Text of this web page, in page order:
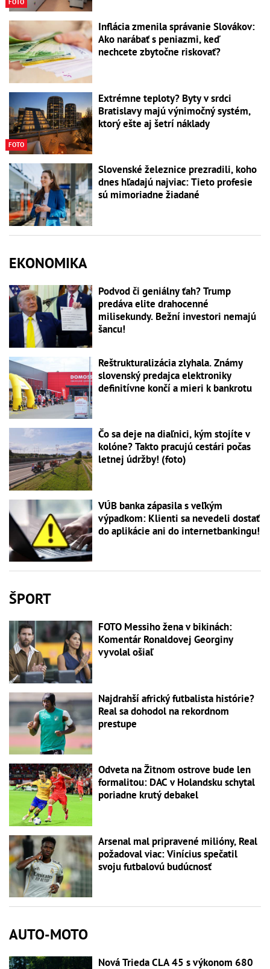
FOTO
Inflácia zmenila správanie Slovákov:
Ako narábať s peniazmi, keď
nechcete zbytočne riskovať?
FOTO
Extrémne teploty? Byty v srdci
Bratislavy majú výnimočný systém,
ktorý ešte aj šetrí náklady
Slovenské železnice prezradili, koho
dnes hľadajú najviac: Tieto profesie
sú mimoriadne žiadané
EKONOMIKA
Podvod či geniálny ťah? Trump
predáva elite drahocenné
milisekundy. Bežní investori nemajú
šancu!
Reštrukturalizácia zlyhala. Známy
slovenský predajca elektroniky
definitívne končí a mieri k bankrotu
Čo sa deje na diaľnici, kým stojíte v
kolóne? Takto pracujú cestári počas
letnej údržby! (foto)
VÚB banka zápasila s veľkým
výpadkom: Klienti sa nevedeli dostať
do aplikácie ani do internetbankingu!
ŠPORT
FOTO Messiho žena v bikinách:
Komentár Ronaldovej Georginy
vyvolal ošiaľ
Najdrahší africký futbalista histórie?
Real sa dohodol na rekordnom
prestupe
Odveta na Žitnom ostrove bude len
formalitou: DAC v Holandsku schytal
poriadne krutý debakel
Arsenal mal pripravené milióny, Real
požadoval viac: Vinícius spečatil
svoju futbalovú budúcnosť
AUTO-MOTO
Nová Trieda CLA 45 s výkonom 680